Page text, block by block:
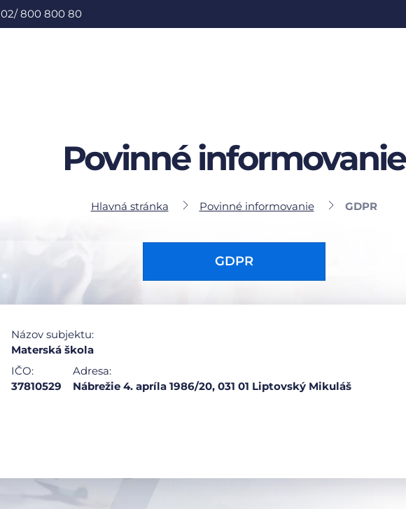
02/ 800 800 80
Povinné informovanie
Hlavná stránka Povinné informovanie GDPR
GDPR
Názov subjektu:
Materská škola
IČO:
37810529
Adresa:
Nábrežie 4. apríla 1986/20, 031 01 Liptovský Mikuláš